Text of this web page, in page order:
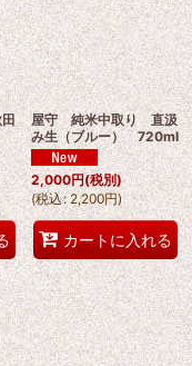
屋守 純米中取り 直汲
み生（ブルー） 720ml
2,000円(税別)
(税込: 2,200円)
カートに入れる